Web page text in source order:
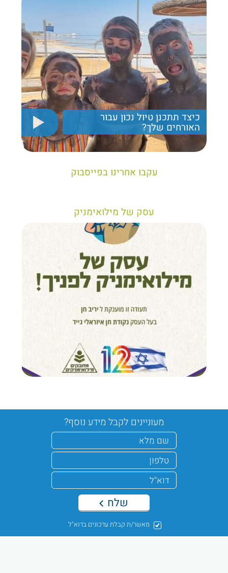
כיצד תתכנן טיול נכון עבור
האורחים שלך?
יריב חן, מציג את הקווים המנחים לבניית טיול נכון עבור
תיירים בישראל
עקבו אחרינו בפייסבוק
עסק של מילואימניק
מעוניינים לקבל מידע נוסף?
מאשר/ת קבלת עדכונים בדוא"ל
שלח